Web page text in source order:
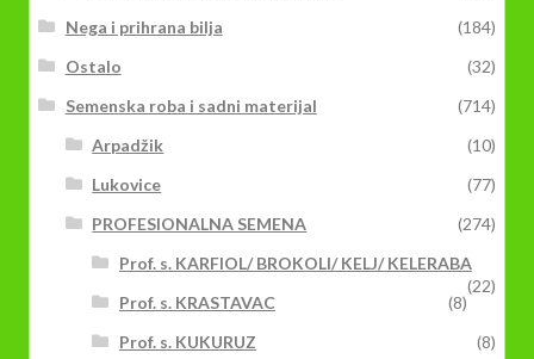
Nega i prihrana bilja
(184)
Ostalo
(32)
Semenska roba i sadni materijal
(714)
Arpadžik
(10)
Lukovice
(77)
PROFESIONALNA SEMENA
(274)
Prof. s. KARFIOL/ BROKOLI/ KELJ/ KELERABA
(22)
Prof. s. KRASTAVAC
(8)
Prof. s. KUKURUZ
(8)